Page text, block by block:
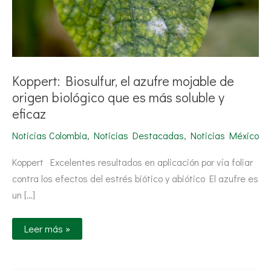
Koppert: Biosulfur, el azufre mojable de
origen biológico que es más soluble y
eficaz
Noticias Colombia, Noticias Destacadas, Noticias México
Koppert Excelentes resultados en aplicación por vía foliar
contra los efectos del estrés biótico y abiótico El azufre es
un […]
eficaz
Leer más »